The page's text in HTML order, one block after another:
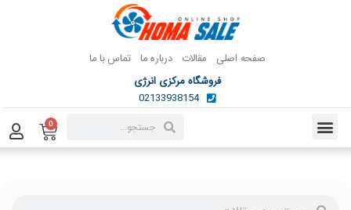
صفحه اصلی مقالات درباره ما تماس با ما
فروشگاه مرکزی انرژی
02133938154
0